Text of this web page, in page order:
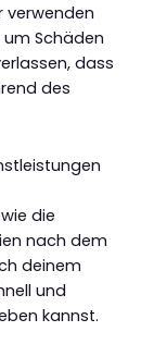
verwenden
Schäden
dass
des
die
nach dem
deinem
und
kannst.